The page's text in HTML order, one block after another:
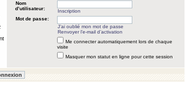
Nom
d’utilisateur:
Inscription
Mot de passe:
J’ai oublié mon mot de passe
Renvoyer l’e-mail d’activation
Me connecter automatiquement lors de chaque
visite
Masquer mon statut en ligne pour cette session